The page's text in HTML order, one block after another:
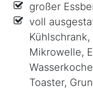
großer
voll
Mikrowelle,
Toaster,